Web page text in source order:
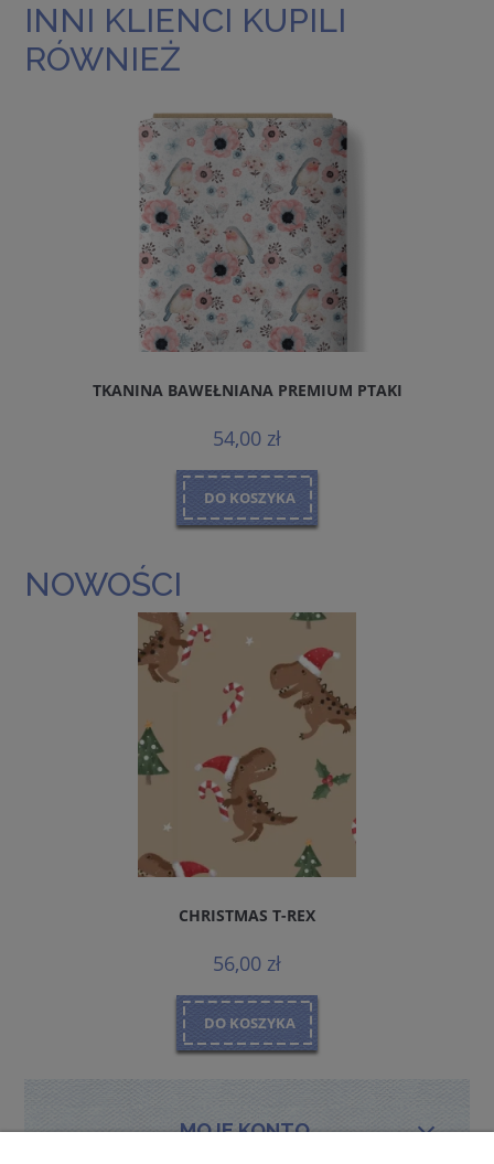
INNI KLIENCI KUPILI
RÓWNIEŻ
TKANINA BAWEŁNIANA PREMIUM PTAKI
54,00 zł
DO KOSZYKA
NOWOŚCI
CHRISTMAS T-REX
56,00 zł
DO KOSZYKA
MOJE KONTO